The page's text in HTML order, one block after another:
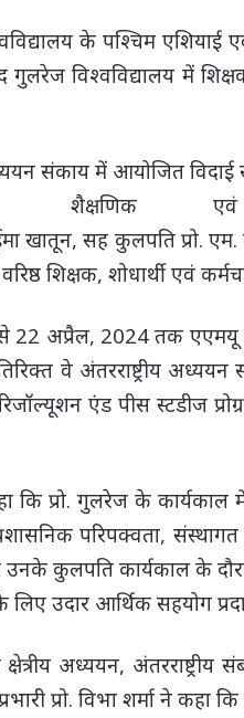
के पश्चिम एशियाई
गुलरेज विश्वविद्यालय में
संकाय में आयोजित
एवं
खातून, सह कुलपति प्रो. एम.
शिक्षक, शोधार्थी एवं
22 अप्रैल, 2024 तक
वे अंतरराष्ट्रीय
एंड पीस स्टडीज
कि प्रो. गुलरेज के
परिपक्वता, संस्थागत
कुलपति कार्यकाल के
उदार आर्थिक सहयोग
क्षेत्रीय अध्ययन,
प्रो. विभा शर्मा ने कहा